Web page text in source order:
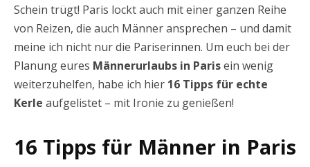
Schein trügt! Paris lockt auch mit einer ganzen Reihe
von Reizen, die auch Männer ansprechen – und damit
meine ich nicht nur die Pariserinnen. Um euch bei der
Planung eures Männerurlaubs in Parisein wenig
weiterzuhelfen, habe ich hier 16 Tipps für echte
Kerle aufgelistet – mit Ironie zu genießen!
16 Tipps für Männer in Paris